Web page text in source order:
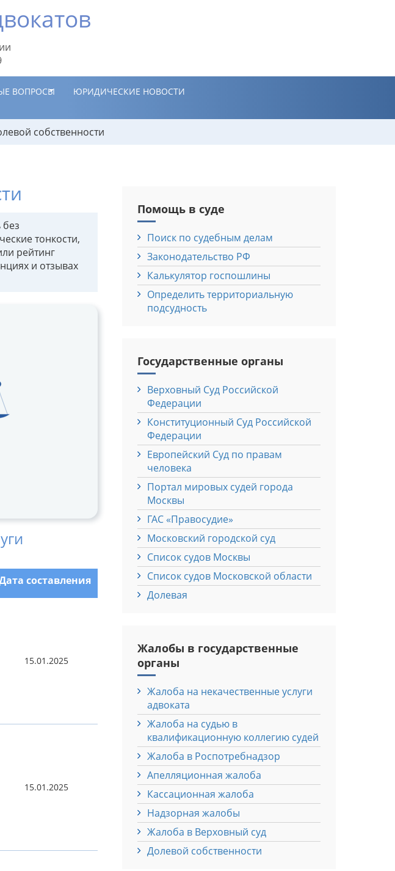
ВОПРОСЫ ЮРИДИЧЕСКИЕ НОВОСТИ
собственности
тонкости,
рейтинг
и отзывах
составления
15.01.2025
15.01.2025
Помощь в суде
Поиск по судебным делам
Законодательство РФ
Калькулятор госпошлины
Определить территориальную
подсудность
Государственные органы
Верховный Cуд Российской
Федерации
Конституционный Cуд Российской
Федерации
Европейский Cуд по правам
человека
Портал мировых судей города
Москвы
ГАС «Правосудие»
Московский городской суд
Список судов Москвы
Список судов Московской области
Долевая
Жалобы в государственные
органы
Жалоба на некачественные услуги
адвоката
Жалоба на судью в
квалификационную коллегию судей
Жалоба в Роспотребнадзор
Апелляционная жалоба
Кассационная жалоба
Надзорная жалобы
Жалоба в Верховный суд
Долевой собственности